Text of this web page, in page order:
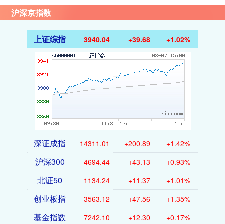
沪深京指数
上证综指 3940.04 +39.68 +1.02%
深证成指 14311.01 +200.89 +1.42%
沪深300 4694.44 +43.13 +0.93%
北证50 1134.24 +11.37 +1.01%
创业板指 3563.12 +47.56 +1.35%
基金指数 7242.10 +12.30 +0.17%